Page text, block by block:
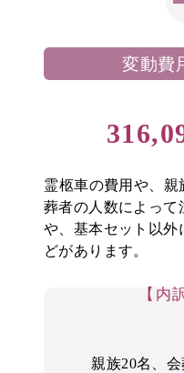
変動費
霊柩車の費用や、親
葬者の人数によって
や、 基本セット以外
どがあります。
内
親族20名、